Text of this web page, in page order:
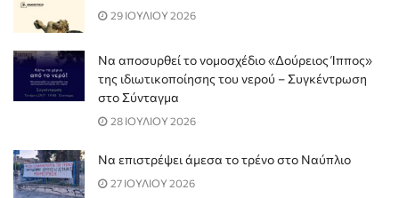
29 ΙΟΥΛΙΟΥ 2026
Να αποσυρθεί το νομοσχέδιο «Δούρειος Ίππος»
της ιδιωτικοποίησης του νερού – Συγκέντρωση
στο Σύνταγμα
28 ΙΟΥΛΙΟΥ 2026
Να επιστρέψει άμεσα το τρένο στο Ναύπλιο
27 ΙΟΥΛΙΟΥ 2026